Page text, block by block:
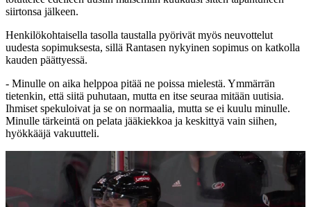
siirtonsa jälkeen.
Henkilökohtaisella tasolla taustalla pyörivät myös neuvottelut
uudesta sopimuksesta, sillä Rantasen nykyinen sopimus on katkolla
kauden päättyessä.
- Minulle on aika helppoa pitää ne poissa mielestä. Ymmärrän
tietenkin, että siitä puhutaan, mutta en itse seuraa mitään uutisia.
Ihmiset spekuloivat ja se on normaalia, mutta se ei kuulu minulle.
Minulle tärkeintä on pelata jääkiekkoa ja keskittyä vain siihen,
hyökkääjä vakuutteli.